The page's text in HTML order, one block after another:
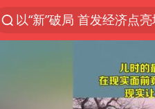
以“新”破局 首发经济点
中方回应是否在太平洋
宇树科技发行价格